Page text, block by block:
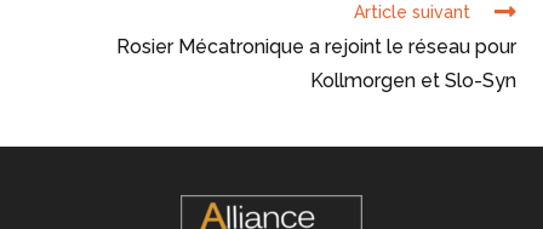
Article suivant
Rosier Mécatronique a rejoint le réseau pour
Kollmorgen et Slo-Syn